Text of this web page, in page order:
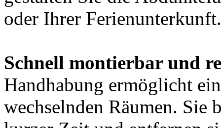
oder Ihrer Ferienunterkunft.
Schnell montierbar und
Handhabung ermöglicht
wechselnden Räumen. Sie